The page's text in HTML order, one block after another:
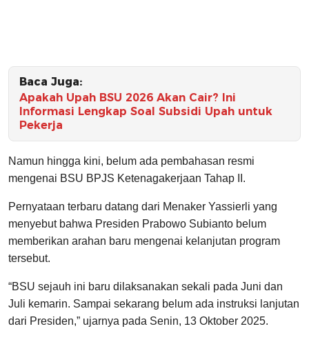
Baca Juga:
Apakah Upah BSU 2026 Akan Cair? Ini
Informasi Lengkap Soal Subsidi Upah untuk
Pekerja
Namun hingga kini, belum ada pembahasan resmi
mengenai BSU BPJS Ketenagakerjaan Tahap II.
Pernyataan terbaru datang dari Menaker Yassierli yang
menyebut bahwa Presiden Prabowo Subianto belum
memberikan arahan baru mengenai kelanjutan program
tersebut.
“BSU sejauh ini baru dilaksanakan sekali pada Juni dan
Juli kemarin. Sampai sekarang belum ada instruksi lanjutan
dari Presiden,” ujarnya pada Senin, 13 Oktober 2025.